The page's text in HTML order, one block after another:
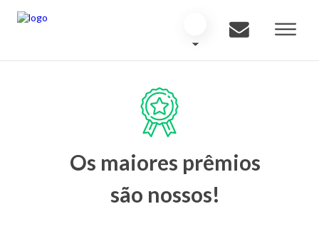
Os maiores prêmios
são nossos!